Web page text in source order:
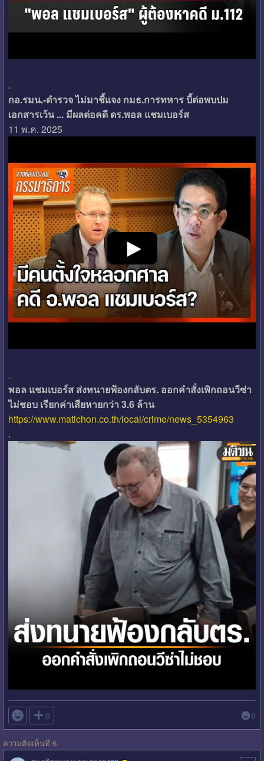
.
กอ.รมน.-ตำรวจ ไม่มาชี้แจง กมธ.การทหาร บี้ต่อพบปม
เอกสารเว้น ... มีผลต่อคดี ดร.พอล แชมเบอร์ส
11 พ.ค. 2025
.
พอล แชมเบอร์ส ส่งทนายฟ้องกลับตร. ออกคำสั่งเพิกถอนวีซ่า
ไม่ชอบ เรียกค่าเสียหายกว่า 3.6 ล้าน
https://www.matichon.co.th/local/crime/news_5354963
.
 0 0
ความคิดเห็นที่ 6